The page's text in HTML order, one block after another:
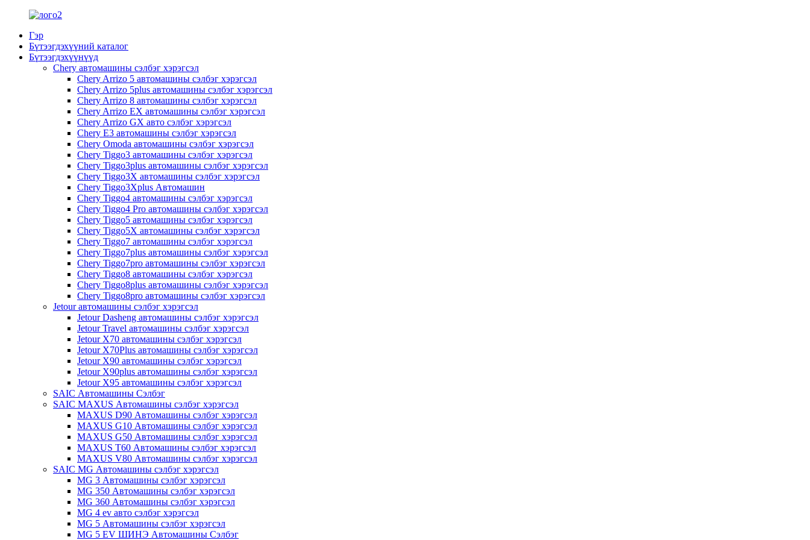
Гэр
Бүтээгдэхүүний каталог
Бүтээгдэхүүнүүд
Chery автомашины сэлбэг хэрэгсэл
Chery Arrizo 5 автомашины сэлбэг хэрэгсэл
Chery Arrizo 5plus автомашины сэлбэг хэрэгсэл
Chery Arrizo 8 автомашины сэлбэг хэрэгсэл
Chery Arrizo EX автомашины сэлбэг хэрэгсэл
Chery Arrizo GX авто сэлбэг хэрэгсэл
Chery E3 автомашины сэлбэг хэрэгсэл
Chery Omoda автомашины сэлбэг хэрэгсэл
Chery Tiggo3 автомашины сэлбэг хэрэгсэл
Chery Tiggo3plus автомашины сэлбэг хэрэгсэл
Chery Tiggo3X автомашины сэлбэг хэрэгсэл
Chery Tiggo3Xplus Автомашин
Chery Tiggo4 автомашины сэлбэг хэрэгсэл
Chery Tiggo4 Pro автомашины сэлбэг хэрэгсэл
Chery Tiggo5 автомашины сэлбэг хэрэгсэл
Chery Tiggo5X автомашины сэлбэг хэрэгсэл
Chery Tiggo7 автомашины сэлбэг хэрэгсэл
Chery Tiggo7plus автомашины сэлбэг хэрэгсэл
Chery Tiggo7pro автомашины сэлбэг хэрэгсэл
Chery Tiggo8 автомашины сэлбэг хэрэгсэл
Chery Tiggo8plus автомашины сэлбэг хэрэгсэл
Chery Tiggo8pro автомашины сэлбэг хэрэгсэл
Jetour автомашины сэлбэг хэрэгсэл
Jetour Dasheng автомашины сэлбэг хэрэгсэл
Jetour Travel автомашины сэлбэг хэрэгсэл
Jetour X70 автомашины сэлбэг хэрэгсэл
Jetour X70Plus автомашины сэлбэг хэрэгсэл
Jetour X90 автомашины сэлбэг хэрэгсэл
Jetour X90plus автомашины сэлбэг хэрэгсэл
Jetour X95 автомашины сэлбэг хэрэгсэл
SAIC Автомашины Сэлбэг
SAIC MAXUS Автомашины сэлбэг хэрэгсэл
MAXUS D90 Автомашины сэлбэг хэрэгсэл
MAXUS G10 Автомашины сэлбэг хэрэгсэл
MAXUS G50 Автомашины сэлбэг хэрэгсэл
MAXUS T60 Автомашины сэлбэг хэрэгсэл
MAXUS V80 Автомашины сэлбэг хэрэгсэл
SAIC MG Автомашины сэлбэг хэрэгсэл
MG 3 Автомашины сэлбэг хэрэгсэл
MG 350 Автомашины сэлбэг хэрэгсэл
MG 360 Автомашины сэлбэг хэрэгсэл
MG 4 ev авто сэлбэг хэрэгсэл
MG 5 Автомашины сэлбэг хэрэгсэл
MG 5 EV ШИНЭ Автомашины Сэлбэг